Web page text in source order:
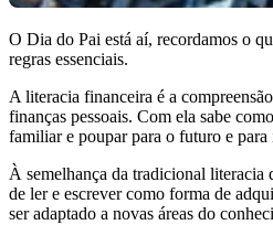
O Dia do Pai está aí, recordamos o
regras essenciais.
A literacia financeira é a
finanças pessoais. Com ela sabe
familiar e poupar para o futuro e para
À semelhança da tradicional literacia
de ler e escrever como forma de
ser adaptado a novas áreas do